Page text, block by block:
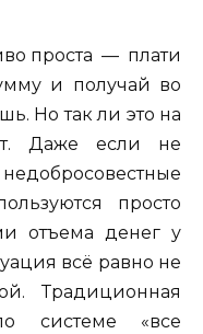
проста — плати
и получай во
Но так ли это на
Даже если не
просто
отъема денег у
всё равно не
Традиционная
системе «все